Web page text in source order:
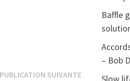
PUBLICATION SUIVANTEPublication
Baffle
– Bob